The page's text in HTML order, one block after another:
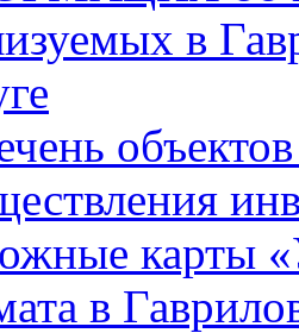
в
карты
в